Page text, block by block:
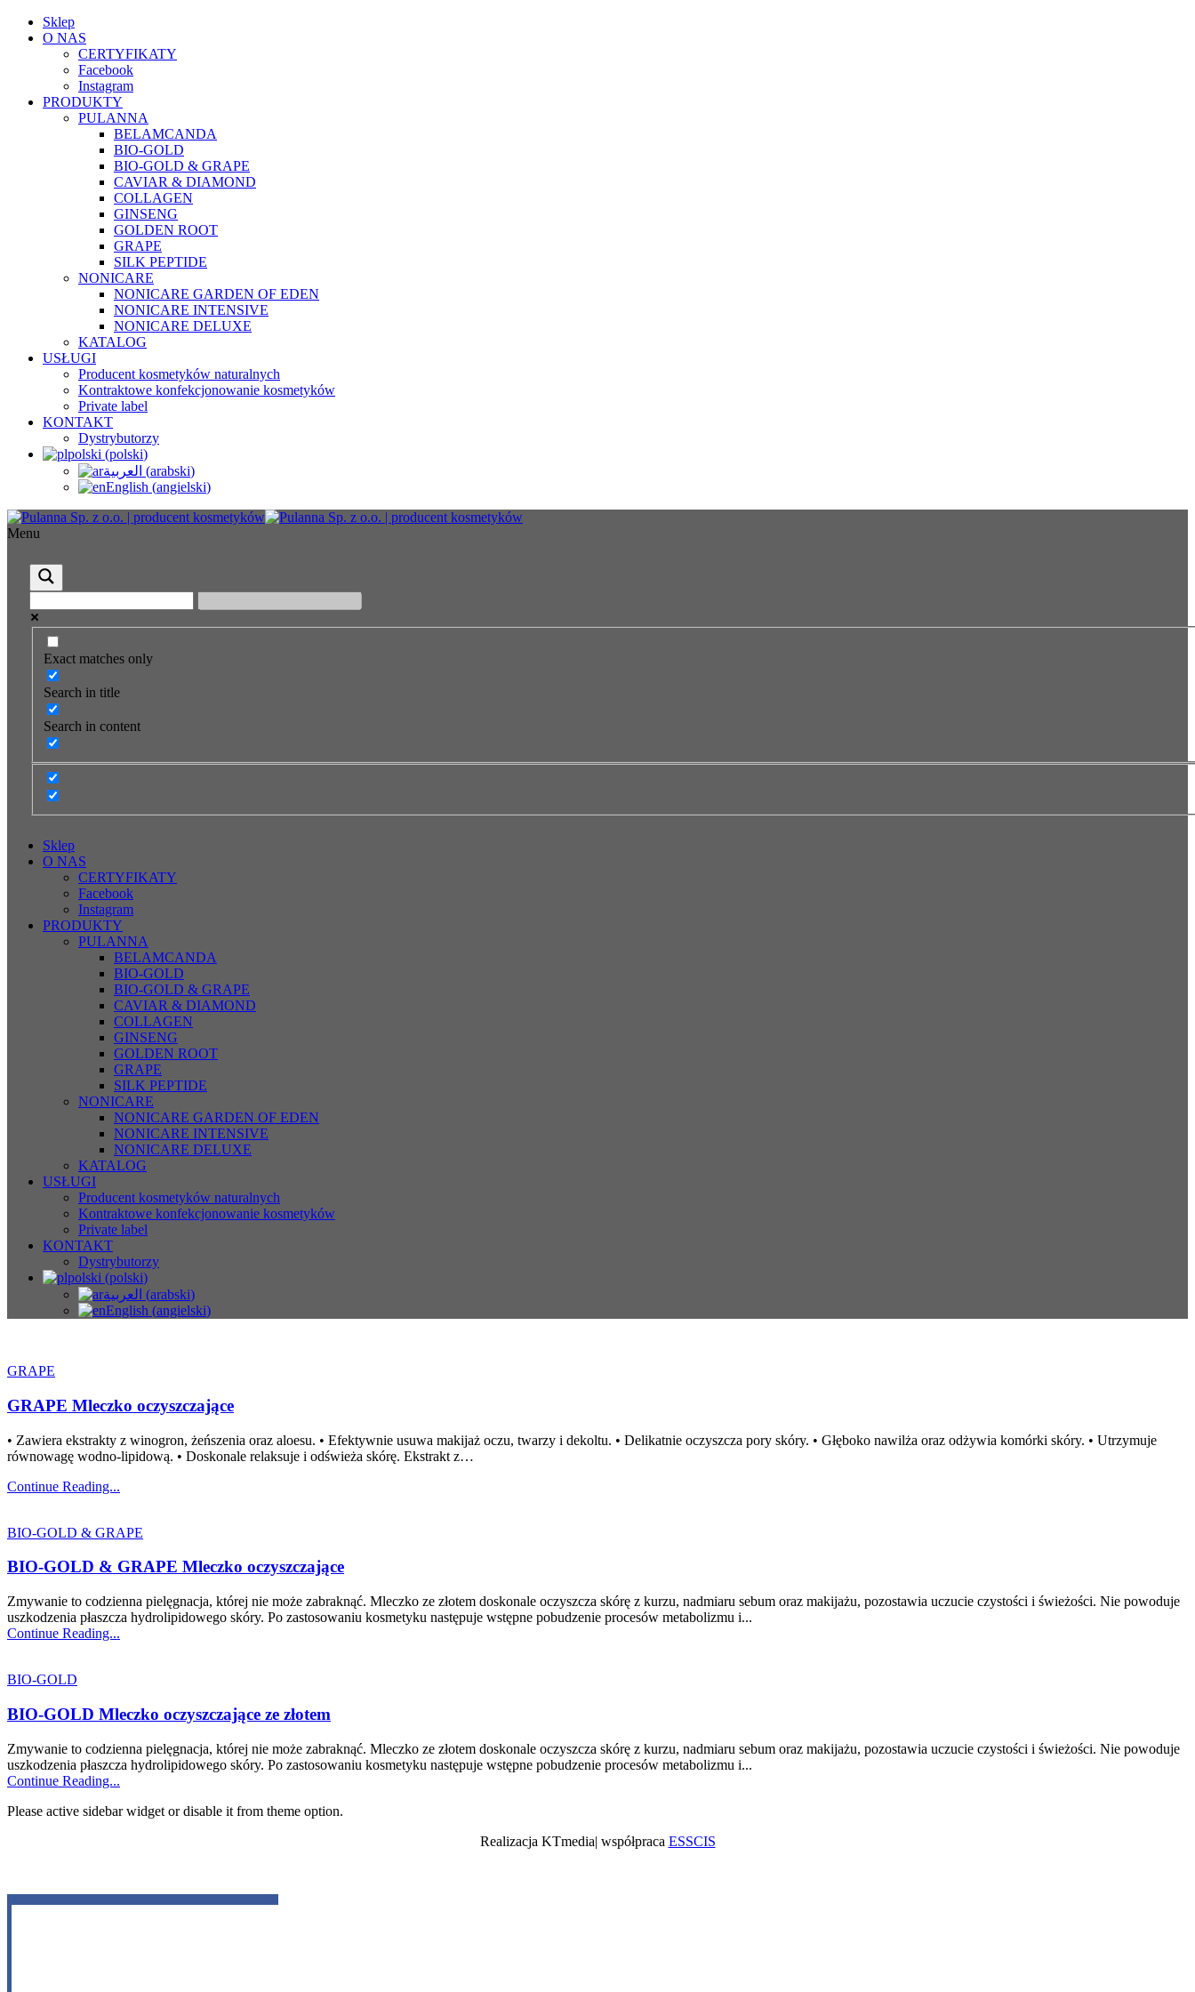
Sklep
O NAS
CERTYFIKATY
Facebook
Instagram
PRODUKTY
PULANNA
BELAMCANDA
BIO-GOLD
BIO-GOLD & GRAPE
CAVIAR & DIAMOND
COLLAGEN
GINSENG
GOLDEN ROOT
GRAPE
SILK PEPTIDE
NONICARE
NONICARE GARDEN OF EDEN
NONICARE INTENSIVE
NONICARE DELUXE
KATALOG
USŁUGI
Producent kosmetyków naturalnych
Kontraktowe konfekcjonowanie kosmetyków
Private label
KONTAKT
Dystrybutorzy
polski (polski)
العربية (arabski)
English (angielski)
Menu
Exact matches only
Search in title
Search in content
Sklep
O NAS
CERTYFIKATY
Facebook
Instagram
PRODUKTY
PULANNA
BELAMCANDA
BIO-GOLD
BIO-GOLD & GRAPE
CAVIAR & DIAMOND
COLLAGEN
GINSENG
GOLDEN ROOT
GRAPE
SILK PEPTIDE
NONICARE
NONICARE GARDEN OF EDEN
NONICARE INTENSIVE
NONICARE DELUXE
KATALOG
USŁUGI
Producent kosmetyków naturalnych
Kontraktowe konfekcjonowanie kosmetyków
Private label
KONTAKT
Dystrybutorzy
polski (polski)
العربية (arabski)
English (angielski)
GRAPE
GRAPE Mleczko oczyszczające
• Zawiera ekstrakty z winogron, żeńszenia oraz aloesu. • Efektywnie usuwa makijaż oczu, twarzy i dekoltu. • Delikatnie oczyszcza pory skóry. • Głęboko nawilża oraz odżywia komórki skóry. • Utrzymuje
równowagę wodno-lipidową. • Doskonale relaksuje i odświeża skórę. Ekstrakt z…
Continue Reading...
BIO-GOLD & GRAPE
BIO-GOLD & GRAPE Mleczko oczyszczające
Zmywanie to codzienna pielęgnacja, której nie może zabraknąć. Mleczko ze złotem doskonale oczyszcza skórę z kurzu, nadmiaru sebum oraz makijażu, pozostawia uczucie czystości i świeżości. Nie powoduje
uszkodzenia płaszcza hydrolipidowego skóry. Po zastosowaniu kosmetyku następuje wstępne pobudzenie procesów metabolizmu i...
Continue Reading...
BIO-GOLD
BIO-GOLD Mleczko oczyszczające ze złotem
Zmywanie to codzienna pielęgnacja, której nie może zabraknąć. Mleczko ze złotem doskonale oczyszcza skórę z kurzu, nadmiaru sebum oraz makijażu, pozostawia uczucie czystości i świeżości. Nie powoduje
uszkodzenia płaszcza hydrolipidowego skóry. Po zastosowaniu kosmetyku następuje wstępne pobudzenie procesów metabolizmu i...
Continue Reading...
Please active sidebar widget or disable it from theme option.
Realizacja KTmedia| współpraca ESSCIS